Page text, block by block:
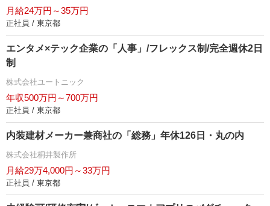
月給24万円～35万円
正社員 / 東京都
エンタメ×テック企業の「人事」/フレックス制/完全週休2日
制
株式会社ユートニック
年収500万円～700万円
正社員 / 東京都
内装建材メーカー兼商社の「総務」年休126日・丸の内
株式会社桐井製作所
月給29万4,000円～33万円
正社員 / 東京都